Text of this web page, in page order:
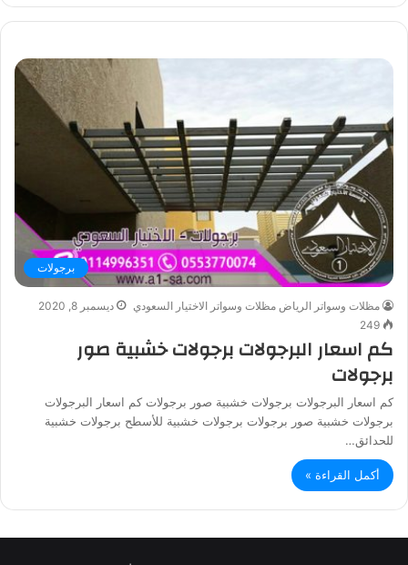
برجولات
مظلات وسواتر الرياض مظلات وسواتر الاختيار السعودي
ديسمبر 8, 2020
249
كم اسعار البرجولات برجولات خشبية صور
برجولات
كم اسعار البرجولات برجولات خشبية صور برجولات كم اسعار البرجولات
برجولات خشبية صور برجولات برجولات خشبية للأسطح برجولات خشبية
للحدائق…
أكمل القراءة »